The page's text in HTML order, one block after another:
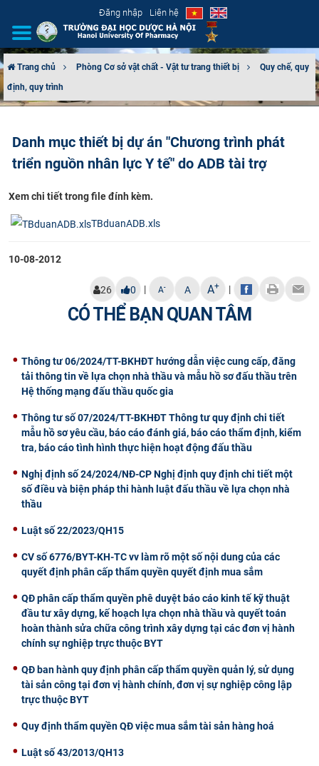
Đăng nhập Liên hệ
GIỚI THIỆU
TUYỂN SINH
ĐÀO TẠO
Trang chủ Phòng Cơ sở vật chất - Vật tư trang thiết bị
Quy chế, quy
định, quy trình
Danh mục thiết bị dự án "Chương trình phát
triển nguồn nhân lực Y tế" do ADB tài trợ
Xem chi tiết trong file đính kèm.
TBduanADB.xls
10-08-2012
26 0 | A- A A+ |
CÓ THỂ BẠN QUAN TÂM
Thông tư 06/2024/TT-BKHĐT hướng dẫn việc cung cấp, đăng
tải thông tin về lựa chọn nhà thầu và mẫu hồ sơ đấu thầu trên
Hệ thống mạng đấu thầu quốc gia
Thông tư số 07/2024/TT-BKHĐT Thông tư quy định chi tiết
mẫu hồ sơ yêu cầu, báo cáo đánh giá, báo cáo thẩm định, kiểm
tra, báo cáo tình hình thực hiện hoạt động đấu thầu
Nghị định số 24/2024/NĐ-CP Nghị định quy định chi tiết một
số điều và biện pháp thi hành luật đấu thầu về lựa chọn nhà
thầu
Luật số 22/2023/QH15
CV số 6776/BYT-KH-TC vv làm rõ một số nội dung của các
quyết định phân cấp thẩm quyền quyết định mua sắm
QĐ phân cấp thẩm quyền phê duyệt báo cáo kinh tế kỹ thuật
đầu tư xây dựng, kế hoạch lựa chọn nhà thầu và quyết toán
hoàn thành sửa chữa công trình xây dựng tại các đơn vị hành
chính sự nghiệp trực thuộc BYT
QĐ ban hành quy định phân cấp thẩm quyền quản lý, sử dụng
tài sản công tại đơn vị hành chính, đơn vị sự nghiệp công lập
trực thuộc BYT
Quy định thẩm quyền QĐ việc mua sắm tài sản hàng hoá
Luật số 43/2013/QH13